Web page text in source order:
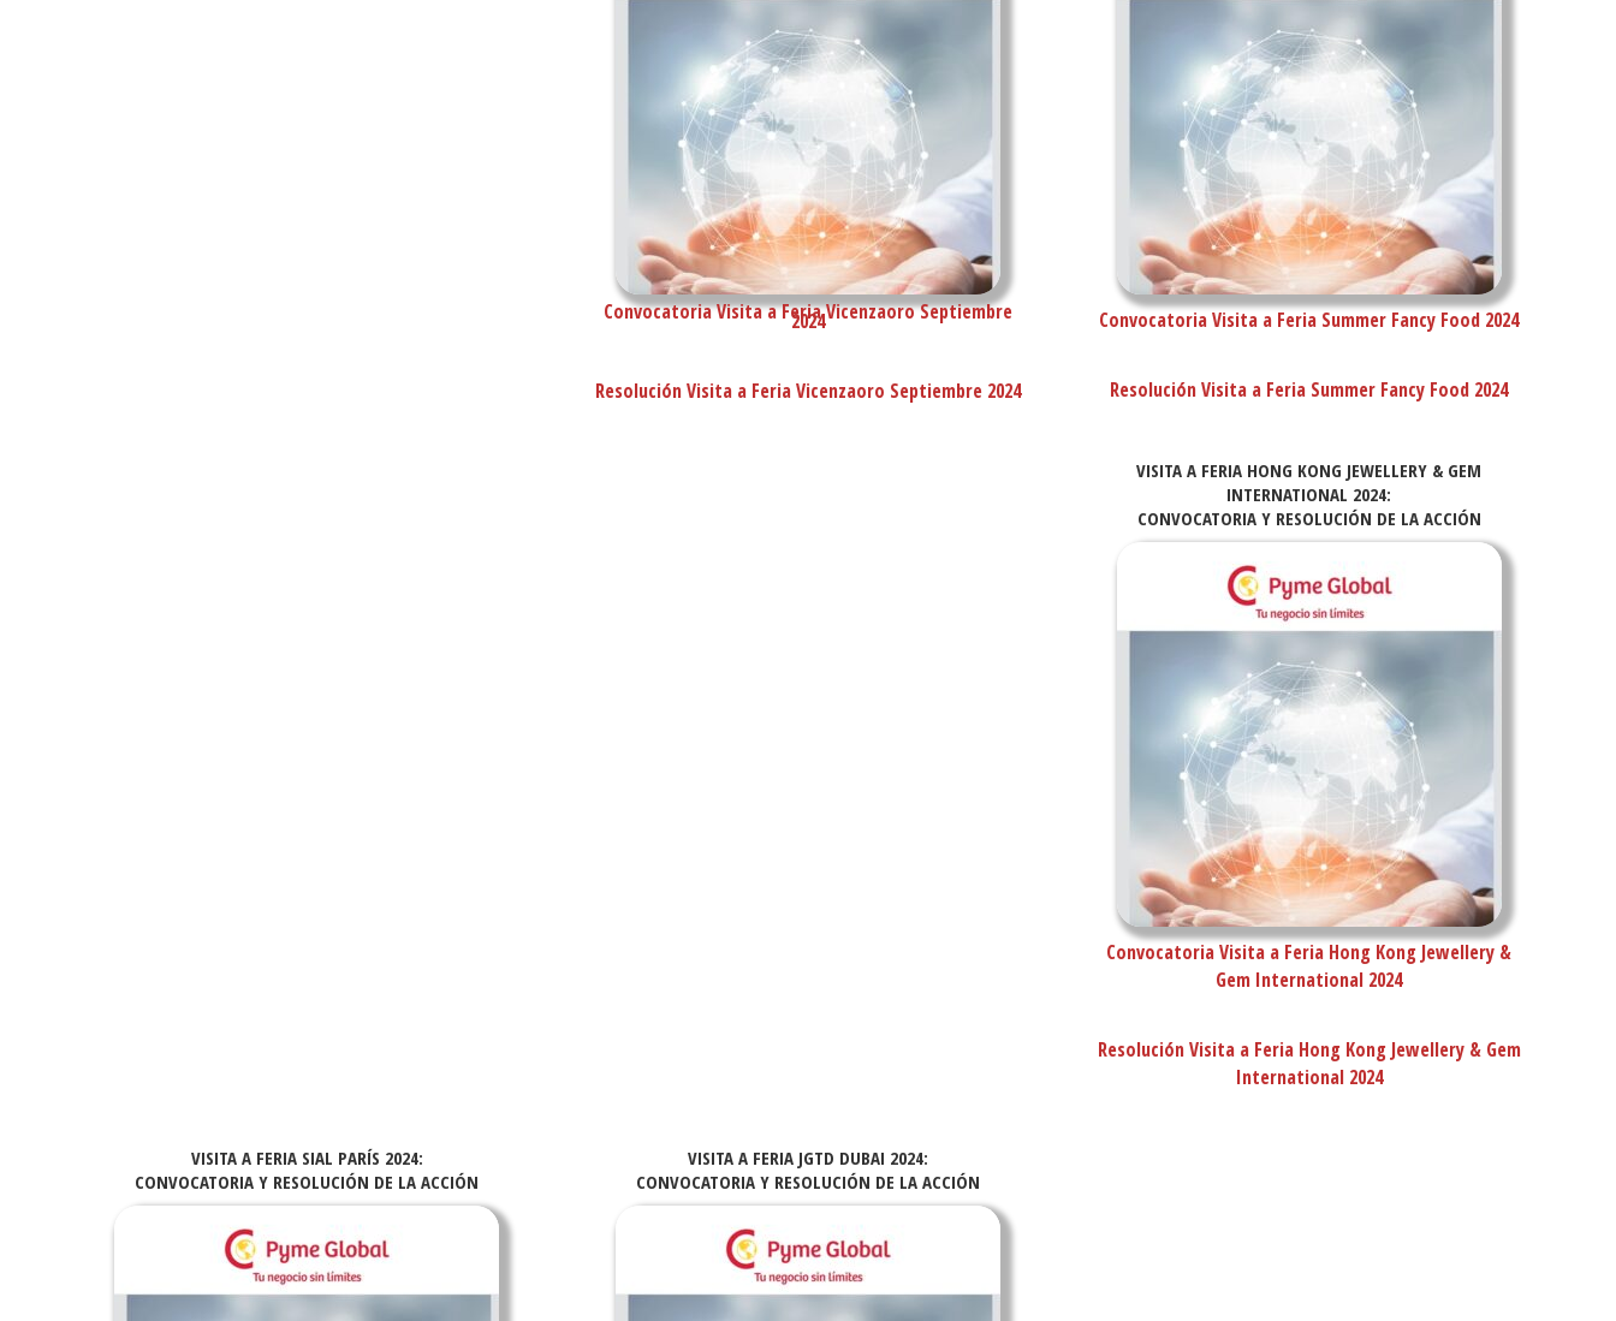
Convocatoria Visita a Feria Vicenzaoro Septiembre
2024
Resolución Visita a Feria Vicenzaoro Septiembre 2024
Convocatoria Visita a Feria Summer Fancy Food 2024
Resolución Visita a Feria Summer Fancy Food 2024
VISITA A FERIA HONG KONG JEWELLERY & GEM
INTERNATIONAL 2024:
CONVOCATORIA Y RESOLUCIÓN DE LA ACCIÓN
Convocatoria Visita a Feria Hong Kong Jewellery &
Gem International 2024
Resolución Visita a Feria Hong Kong Jewellery & Gem
International 2024
VISITA A FERIA SIAL PARÍS 2024:
CONVOCATORIA Y RESOLUCIÓN DE LA ACCIÓN
VISITA A FERIA JGTD DUBAI 2024:
CONVOCATORIA Y RESOLUCIÓN DE LA ACCIÓN